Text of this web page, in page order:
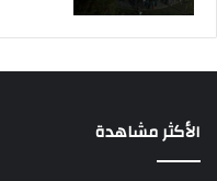
الأكثر مشاهدة